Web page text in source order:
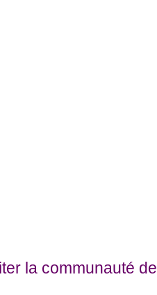
la communauté de